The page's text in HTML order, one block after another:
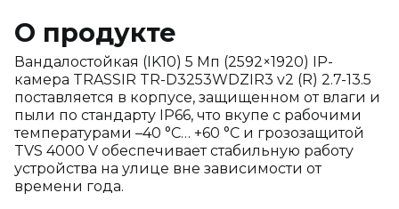
О продукте
Вандалостойкая (IK10) 5 Мп (2592×1920) IP-
камера TRASSIR TR-D3253WDZIR3 v2 (R) 2.7-13.5
поставляется в корпусе, защищенном от влаги и
пыли по стандарту IP66, что вкупе с рабочими
температурами –40 °C… +60 °C и грозозащитой
TVS 4000 V обеспечивает стабильную работу
устройства на улице вне зависимости от
времени года.